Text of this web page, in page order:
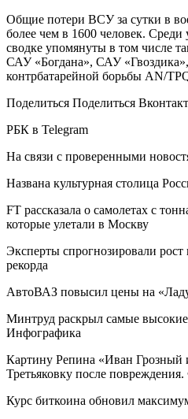
Общие потери ВСУ за сутки в
более чем в 1600 человек.
сводке упомянуты в том числе
САУ «Богдана», САУ
контрбатарейной борьбы AN/
Поделиться Поделиться
РБК в Telegram
На связи с проверенными
Названа культурная столица
FT рассказала о самолетах с
которые улетали в Москву
Эксперты спрогнозировали
рекорда
АвтоВАЗ повысил цены на
Минтруд раскрыл самые
Инфографика
Картину Репина «Иван Грозный
Третьяковку после
Курс биткоина обновил